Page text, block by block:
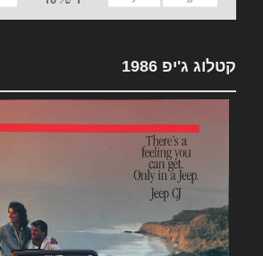
קטלוג ג'יפ 1986